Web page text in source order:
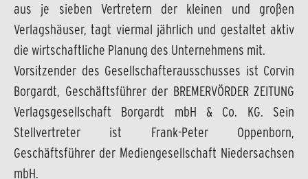
aus je sieben Vertretern der kleinen und großen
Verlagshäuser, tagt viermal jährlich und gestaltet aktiv
die wirtschaftliche Planung des Unternehmens mit.
Vorsitzender des Gesellschafterausschusses ist Corvin
Borgardt, Geschäftsführer der BREMERVÖRDER ZEITUNG
Verlagsgesellschaft Borgardt mbH & Co. KG. Sein
Stellvertreter ist Frank-Peter Oppenborn,
Geschäftsführer der Mediengesellschaft Niedersachsen
mbH.